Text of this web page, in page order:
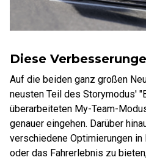
Diese
Auf die beiden ganz großen
neusten Teil des Storymodus'
überarbeiteten My-Team-
genauer eingehen. Darüber
verschiedene Optimierungen
oder das Fahrerlebnis zu